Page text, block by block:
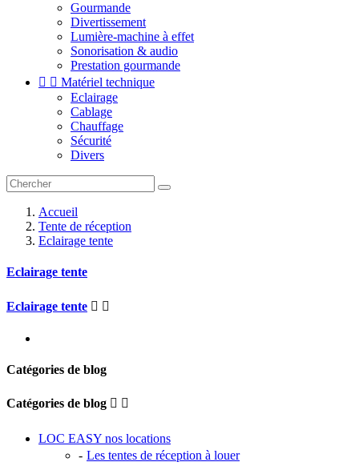
Gourmande
Divertissement
Lumière-machine à effet
Sonorisation & audio
Prestation gourmande
  Matériel technique
Eclairage
Cablage
Chauffage
Sécurité
Divers
Accueil
Tente de réception
Eclairage tente
Eclairage tente
Eclairage tente  
Catégories de blog
Catégories de blog  
LOC EASY nos locations
Les tentes de réception à louer